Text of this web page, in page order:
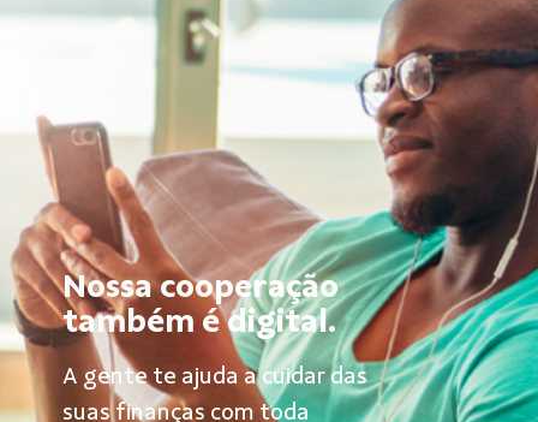
Nossa cooperação
também é digital.
A gente te ajuda a cuidar das
suas finanças com toda